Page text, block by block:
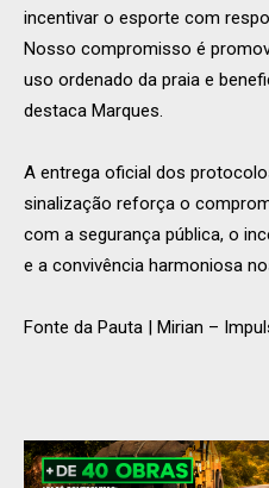
incentivar o esporte com
Nosso compromisso é
uso ordenado da praia e
destaca Marques.
A entrega oficial dos
sinalização reforça o
com a segurança pública, o
e a convivência harmoniosa
Fonte da Pauta | Mirian –